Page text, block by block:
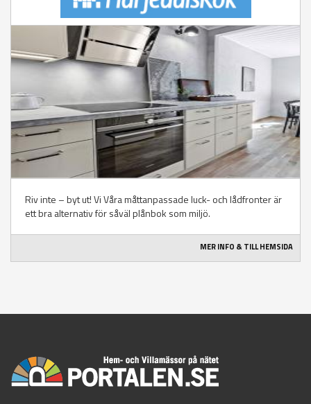
Riv inte – byt ut! Vi Våra måttanpassade luck- och lådfronter är
ett bra alternativ för såväl plånbok som miljö.
MER INFO & TILL HEMSIDA